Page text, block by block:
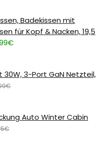
Badekissen mit
für Kopf & Nacken, 19,5
30W, 3-Port GaN Netzteil,
Auto Winter Cabin